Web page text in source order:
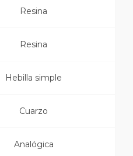
Resina
Resina
Hebilla simple
Cuarzo
Analógica